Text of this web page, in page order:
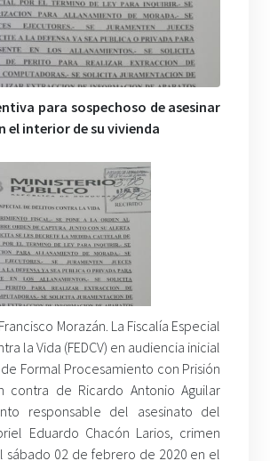
para sospechoso de asesinar
el interior de su vivienda
Morazán. La Fiscalía Especial
la Vida (FEDCV) en audiencia inicial
Formal Procesamiento con Prisión
contra de Ricardo Antonio Aguilar
responsable del asesinato del
Eduardo Chacón Larios, crimen
02 de febrero de 2020 en el